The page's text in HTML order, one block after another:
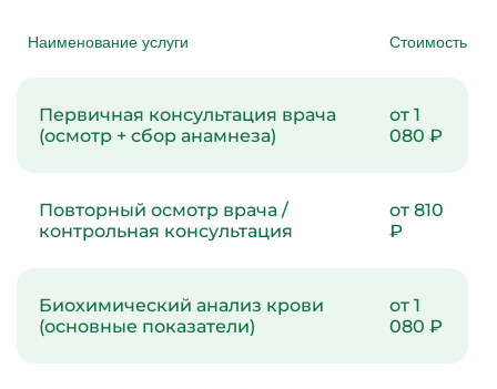
Наименование услуги Стоимость
Первичная консультация врача
(осмотр + сбор анамнеза)
от 1
080 ₽
Повторный осмотр врача /
контрольная консультация
от 810
₽
Биохимический анализ крови
(основные показатели)
от 1
080 ₽